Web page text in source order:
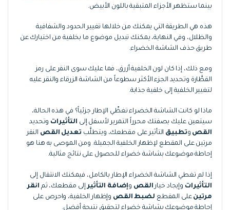
بينما ستظهر الأجزاء المتبقية باللون الأبيض.
هذه هي الطريقة التي يمكنك من خلالها تغيير الحدود والشفافية
والظلال، وفي النهاية، يمكنك تبديل موضوع ما بخلفية من اختيارك عن
طريق حذف الشاشة الخضراء.
ومع ذلك، إذا كان لون الخلفية أزرق، فما عليك سوى النقر على رمز
القطَّارة وتحديد الجزء الأكثر سطوعاً من الشاشة الزرقاء والنقر عليه
لتغيير الخلفية إلى خلفية جذابة.
ماذا لو كانت الشاشة الخضراء تغطِّي الإطار جزئياً؟ في هذه الحالة،
سيتعين عليك بصفتك محرراً التمرير لأسفل إلى التأثيرات وتحديد
القص وتطبيق التأثير على مقطعك، ويتطلَّب تعديل القص النقر
مرتين على المقطع لإظهار الخلفية الجميلة. ومن الموصى به هنا هو
إحاطة موضوعك بشاشة خضراء للحصول على نتائج مثالية.
إذا لم تغطي الشاشة الخضراء الإطار بالكامل، فيمكنك الانتقال إلى
التأثيرات وإيجاد خيار القص وإضافة التأثيرإلى مقطعك، ثم انقر
مرتين على المقطع لضبط القص وإظهار الخلفية، واحرص على
إحاطة موضوعك بشاشة خضراء لتحقيق نتيجة أفضل.